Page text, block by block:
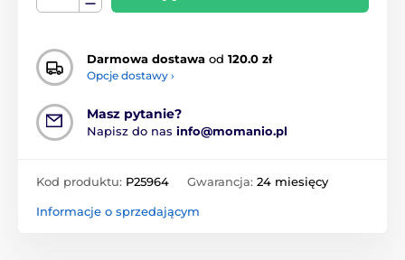
Darmowa dostawa od 120.0 zł
Opcje dostawy ›
Masz pytanie?
Napisz do nas info@momanio.pl
Kod produktu: P25964 Gwarancja: 24 miesięcy
Informacje o sprzedającym